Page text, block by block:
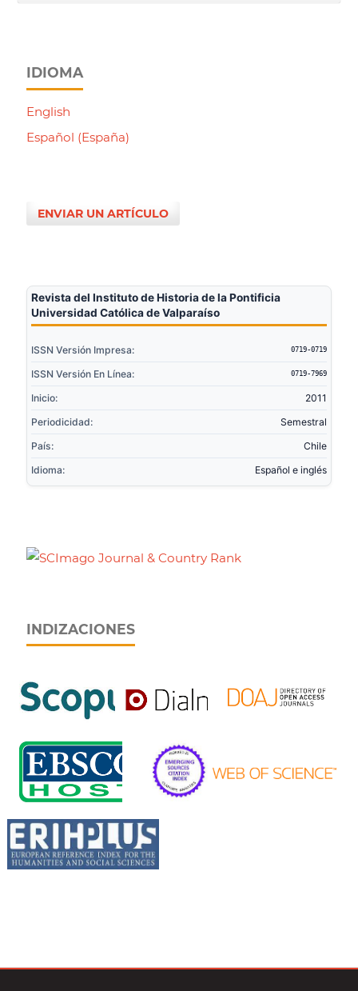
IDIOMA
English
Español (España)
ENVIAR UN ARTÍCULO
Revista del Instituto de Historia de la Pontificia
Universidad Católica de Valparaíso
ISSN Versión Impresa: 0719-0719
ISSN Versión En Línea: 0719-7969
Inicio:
2011
Periodicidad:
Semestral
País:
Chile
Idioma:
Español e inglés
INDIZACIONES